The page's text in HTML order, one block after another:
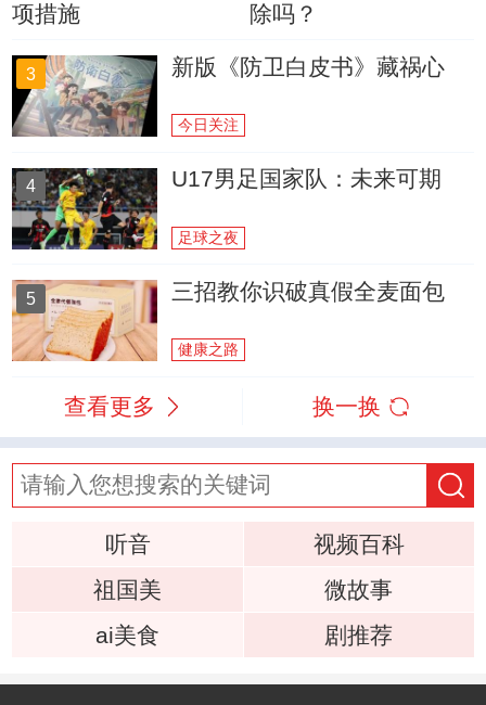
项措施
除吗？
3 新版《防卫白皮书》藏祸心
今日关注
4 U17男足国家队：未来可期
足球之夜
5 三招教你识破真假全麦面包
健康之路
查看更多 换一换
听音
视频百科
祖国美
微故事
ai美食
剧推荐